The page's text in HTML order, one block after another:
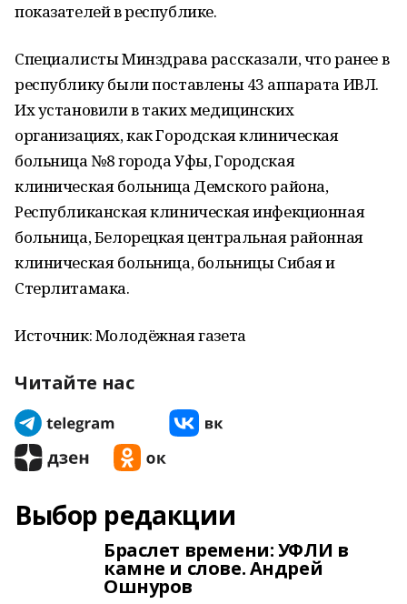
показателей в республике.
Специалисты Минздрава рассказали, что ранее в
республику были поставлены 43 аппарата ИВЛ.
Их установили в таких медицинских
организациях, как Городская клиническая
больница №8 города Уфы, Городская
клиническая больница Демского района,
Республиканская клиническая инфекционная
больница, Белорецкая центральная районная
клиническая больница, больницы Сибая и
Стерлитамака.
Источник: Молодёжная газета
Читайте нас
Выбор редакции
Браслет времени: УФЛИ в
камне и слове. Андрей
Ошнуров